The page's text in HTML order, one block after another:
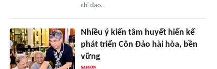
chỉ đạo.
Nhiều ý kiến tâm huyết hiến kế
phát triển Côn Đảo hài hòa, bền
vững